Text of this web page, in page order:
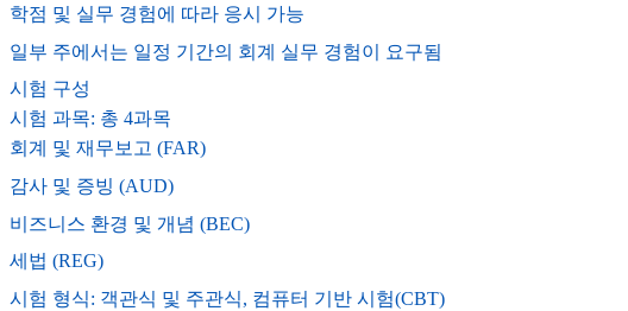
학점 및 실무 경험에 따라 응시 가능
일부 주에서는 일정 기간의 회계 실무 경험이 요구됨
시험 구성
시험 과목: 총 4과목
회계 및 재무보고 (FAR)
감사 및 증빙 (AUD)
비즈니스 환경 및 개념 (BEC)
세법 (REG)
시험 형식: 객관식 및 주관식, 컴퓨터 기반 시험(CBT)